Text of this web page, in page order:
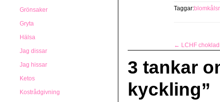
Grönsaker
Gryta
Hälsa
Jag dissar
Jag hissar
Ketos
Kostrådgivning
Taggar:
← LCHF
3 tankar
kyckling”